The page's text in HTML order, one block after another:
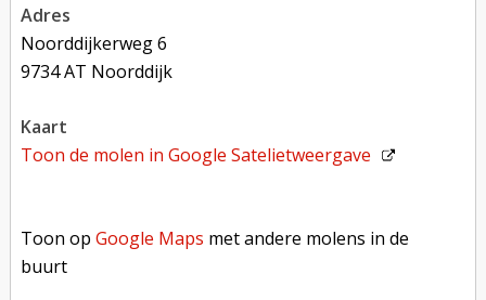
adres
Noorddijkerweg 6
9734 AT Noorddijk
kaart
Toon de molen inGoogle Satelietweergave
Toon opGoogle Maps met andere molens in de
buurt